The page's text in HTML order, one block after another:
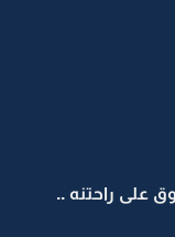
على راحتنه ..